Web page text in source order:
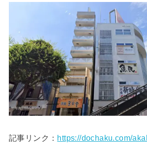
記事リンク： https://dochaku.com/